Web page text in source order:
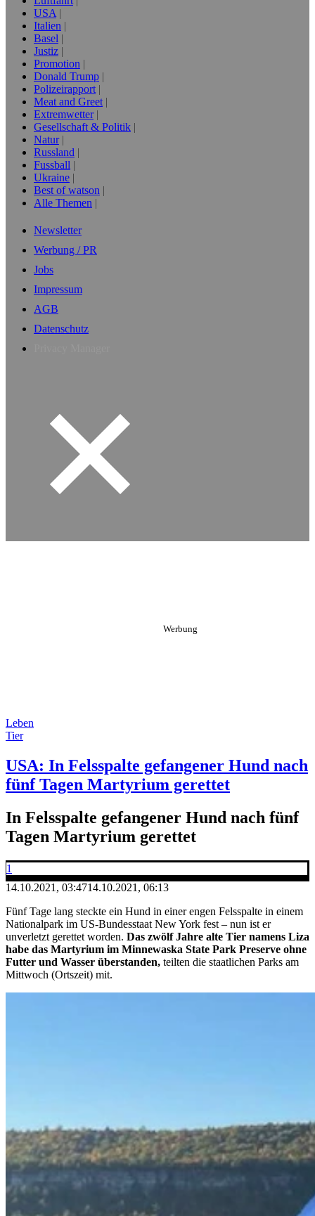
USA
Italien
Basel
Justiz
Promotion
Donald Trump
Polizeirapport
Meat and Greet
Extremwetter
Gesellschaft & Politik
Natur
Russland
Fussball
Ukraine
Best of watson
Alle Themen
Newsletter
Werbung / PR
Jobs
Impressum
AGB
Datenschutz
Leben
Tier
USA: In Felsspalte gefangener Hund nach
fünf Tagen Martyrium gerettet
In Felsspalte gefangener Hund nach fünf
Tagen Martyrium gerettet
1
14.10.2021, 03:4714.10.2021, 06:13
Fünf Tage lang steckte ein Hund in einer engen Felsspalte in einem
Nationalpark im US-Bundesstaat New York fest – nun ist er
unverletzt gerettet worden. Das zwölf Jahre alte Tier namens Liza
habe das Martyrium im Minnewaska State Park Preserve ohne
Futter und Wasser überstanden, teilten die staatlichen Parks am
Mittwoch (Ortszeit) mit.